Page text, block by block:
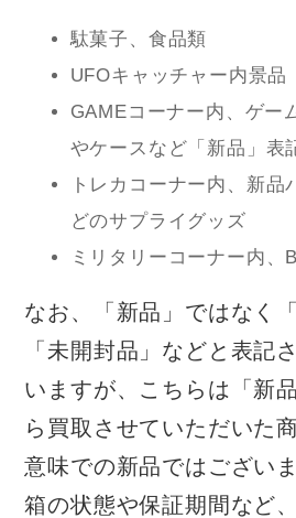
駄菓子、食品類
UFOキャッチャー内景品
GAMEコーナー内、ゲー
やケースなど「新品」表
トレカコーナー内、新品
どのサプライグッズ
ミリタリーコーナー内、
なお、「新品」ではなく
「未開封品」などと表記
いますが、こちらは「新
ら買取させていただいた
意味での新品ではございま
箱の状態や保証期間など